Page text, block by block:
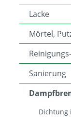
Lacke
Mörtel,
Sanierung
Dichtung